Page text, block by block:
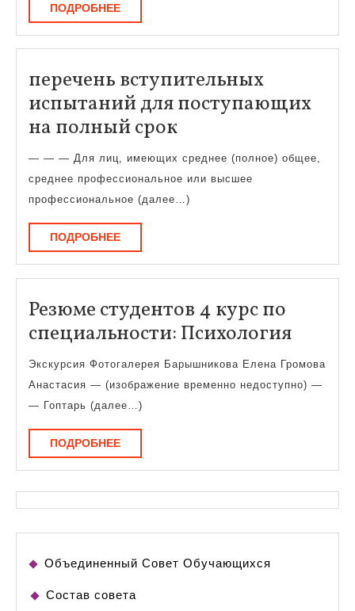
ПОДРОБНЕЕПОДРОБНЕЕ
перечень вступительных
испытаний для поступающих
на полный срокперечень
вступительных
испытаний
для
полный
— — — Для лиц, имеющих среднее (полное) общее,
среднее профессиональное или высшее
профессиональное (далее…)
ПОДРОБНЕЕПОДРОБНЕЕ
Резюме студентов 4 курс по
специальности: Психология
4
Экскурсия Фотогалерея Барышникова Елена Громова
Анастасия — (изображение временно недоступно) —
— Гоптарь (далее…)
ПОДРОБНЕЕПОДРОБНЕЕ
Объединенный Совет Обучающихся
Состав совета